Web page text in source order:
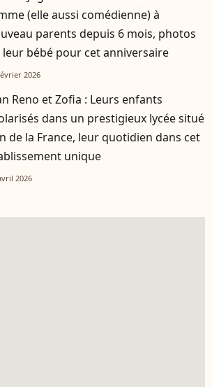
(elle aussi comédienne) à
parents depuis 6 mois, photos
leur bébé pour cet anniversaire
2026
Reno et Zofia : Leurs enfants
dans un prestigieux lycée situé
de la France, leur quotidien dans cet
unique
2026